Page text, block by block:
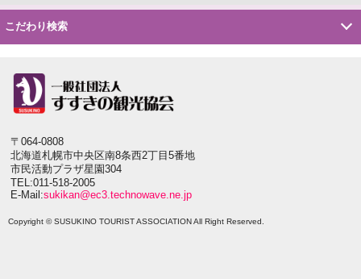
こだわり検索
〒064-0808
北海道札幌市中央区南8条西2丁目5番地
市民活動プラザ星園304
TEL:011-518-2005
E-Mail:sukikan@ec3.technowave.ne.jp
Copyright © SUSUKINO TOURIST ASSOCIATION All Right Reserved.